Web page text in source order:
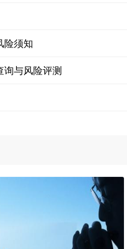
险须知
询与风险评测